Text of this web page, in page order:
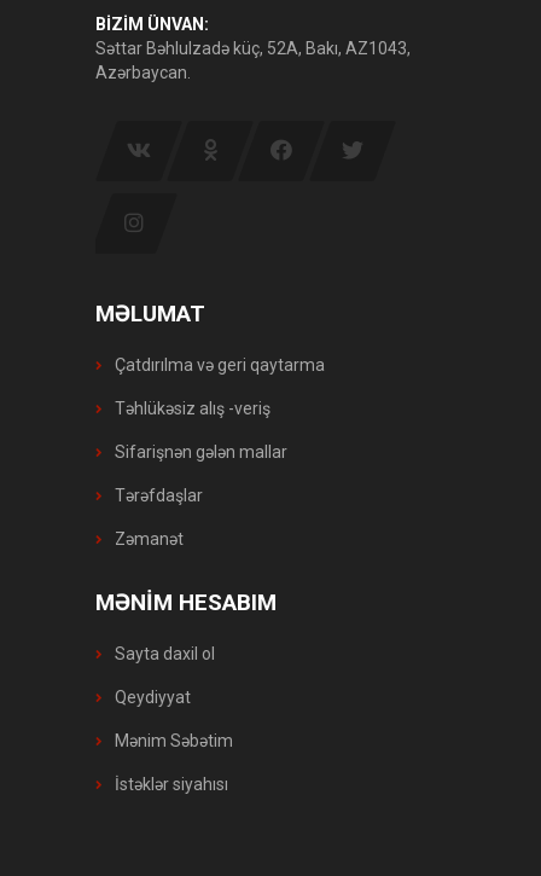
BİZİM ÜNVAN:
Səttar Bəhlulzadə küç, 52A, Bakı, AZ1043,
Azərbaycan.
MƏLUMAT
Çatdırılma və geri qaytarma
Təhlükəsiz alış -veriş
Sifarişnən gələn mallar
Tərəfdaşlar
Zəmanət
MƏNİM HESABIM
Sayta daxil ol
Qeydiyyat
Mənim Səbətim
İstəklər siyahısı